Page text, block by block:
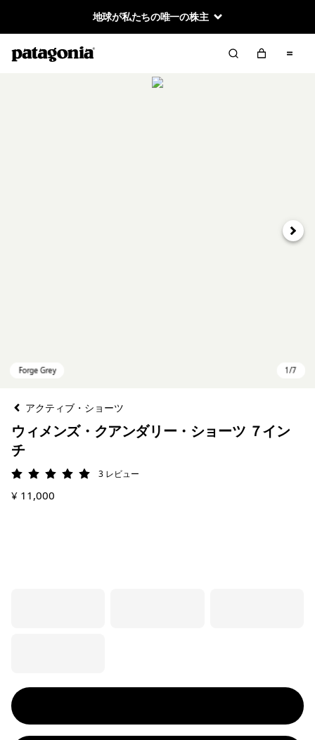
地球が私たちの唯一の株主
次へ
アクティブ・ショーツ
ウィメンズ・クアンダリー・ショーツ ７イン
チ
評価: 5 / 5 3 レビュー
¥ 11,000